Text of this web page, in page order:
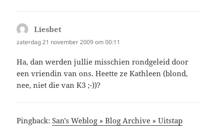
Liesbet
zaterdag 21 november 2009 om 00:11
Ha, dan werden jullie misschien rondgeleid door
een vriendin van ons. Heette ze Kathleen (blond,
nee, niet die van K3 ;-))?
Pingback:San's Weblog » Blog Archive » Uitstap